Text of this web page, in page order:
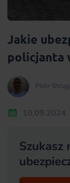
Jakie
policjanta
Piotr
10.09.2024
Szukasz